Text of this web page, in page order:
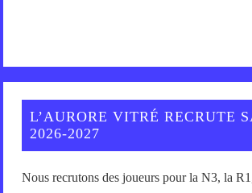
L’AURORE VITRÉ RECRUTE
2026-2027
Nous recrutons des joueurs pour la N3, la